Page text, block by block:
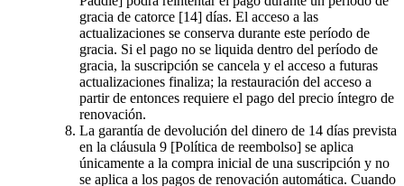
gracia de catorce [14] días. El acceso a las
actualizaciones se conserva durante este período de
gracia. Si el pago no se liquida dentro del período de
gracia, la suscripción se cancela y el acceso a futuras
actualizaciones finaliza; la restauración del acceso a
partir de entonces requiere el pago del precio íntegro de
renovación.
La garantía de devolución del dinero de 14 días prevista
en la cláusula 9 [Política de reembolso] se aplica
únicamente a la compra inicial de una suscripción y no
se aplica a los pagos de renovación automática. Cuando